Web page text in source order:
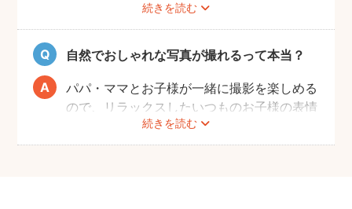
続きを読む
策や、熱中症予防に努めます。
また、撮影中はご家族のペースに合わせなが
ら、周囲や足元に危険なものがないか注意を
呼び掛けながら進行しますのでご安心くださ
い。
自然でおしゃれな写真が撮れるって本当？
続きを読む
パパ・ママとお子様が一緒に撮影を楽しめる
ので、リラックスしたいつものお子様の表情
を撮影できます。
こども・家族撮影に長けたプロカメラマンの